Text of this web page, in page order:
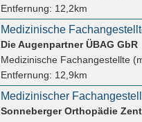
Entfernung: 12,2km
Die Augenpartner ÜBAG GbR
Medizinische Fachangestellte
Entfernung: 12,9km
Sonneberger Orthopädie